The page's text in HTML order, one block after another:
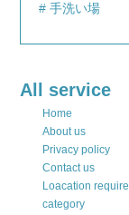
手洗い場
All service
Home
About us
Privacy policy
Contact us
Loacation require
category